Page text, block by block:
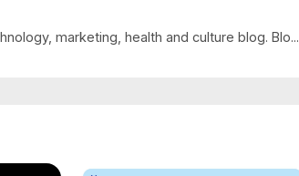
marketing, health and culture blog. Blo...